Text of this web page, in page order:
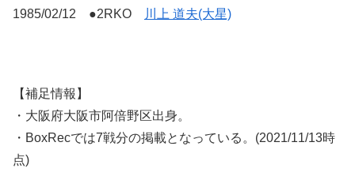
1985/02/12 ●2RKO
川上 道夫(大星)
【補足情報】
・大阪府大阪市阿倍野区出身。
・BoxRecでは7戦分の掲載となっている。(2021/11/13時
点)